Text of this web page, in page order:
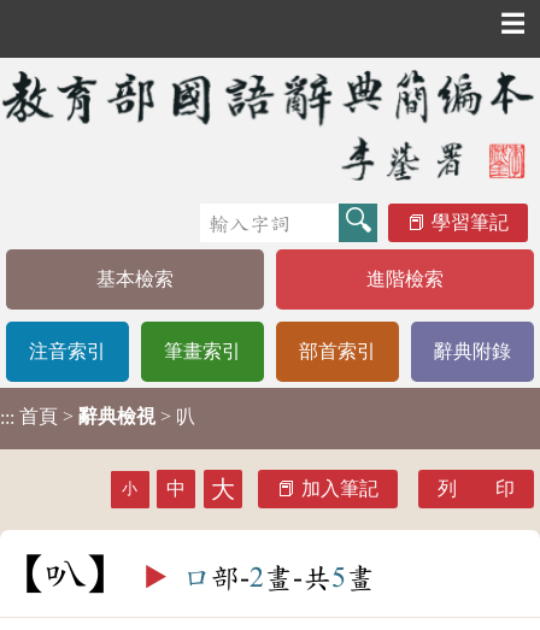
☰
學習筆記
基本檢索 進階檢索
注音索引 筆畫索引 部首索引 辭典附錄
::: 首頁 > 辭典檢視 > 叭
小 中 大 加入筆記 列 印
叭 ▶️ 口 部-2畫-共5畫